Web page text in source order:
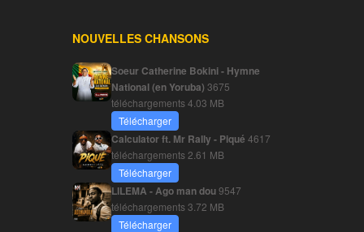
NOUVELLES CHANSONS
Soeur Catherine Bokini - Hymne
National (en Yoruba) 3675
téléchargements4.03 MB
Télécharger
Calculator ft. Mr Rally - Piqué 4617
téléchargements 2.61 MB
Télécharger
LILEMA - Ago man dou9547
téléchargements3.72 MB
Télécharger